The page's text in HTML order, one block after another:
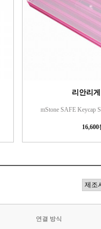
리안리
mStone SAFE Keycap
16,600
연결 방식